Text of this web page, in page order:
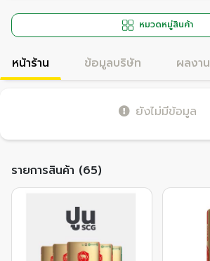
หมวดหมู่สินค้า
หน้าร้าน ข้อมูลบริษัท ผลงาน
ยังไม่มีข้อมูล
รายการสินค้า (65)